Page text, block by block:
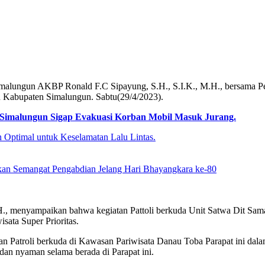
AKBP Ronald F.C Sipayung, S.H., S.I.K., M.H., bersama
Simalungun. Sabtu(29/4/2023).
Sigap Evakuasi Korban Mobil Masuk Jurang.
untuk Keselamatan Lalu Lintas.
Semangat Pengabdian Jelang Hari Bhayangkara ke-80
bahwa kegiatan Pattoli berkuda Unit Satwa Dit
Super Prioritas.
Patroli berkuda di Kawasan Pariwisata Danau Toba Parapat ini
nyaman selama berada di Parapat ini.